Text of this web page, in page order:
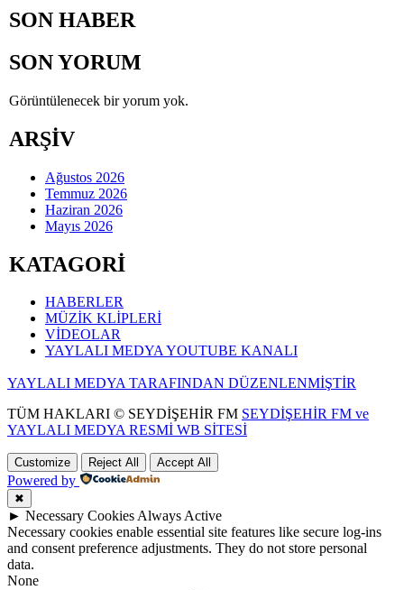
SON HABER
SON YORUM
Görüntülenecek bir yorum yok.
ARŞİV
Ağustos 2026
Temmuz 2026
Haziran 2026
Mayıs 2026
KATAGORİ
HABERLER
MÜZİK KLİPLERİ
VİDEOLAR
YAYLALI MEDYA YOUTUBE KANALI
YAYLALI MEDYA TARAFINDAN DÜZENLENMİŞTİR
TÜM HAKLARI © SEYDİŞEHİR FM SEYDİŞEHİR FM ve
YAYLALI MEDYA RESMİ WB SİTESİ
Customize Reject All Accept All
Powered by
✖
► Necessary CookiesAlways Active
Necessary cookies enable essential site features like secure log-ins
and consent preference adjustments. They do not store personal
data.
None